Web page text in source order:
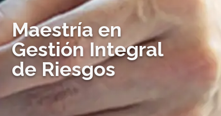
Maestría en
Gestión Integral
de Riesgos